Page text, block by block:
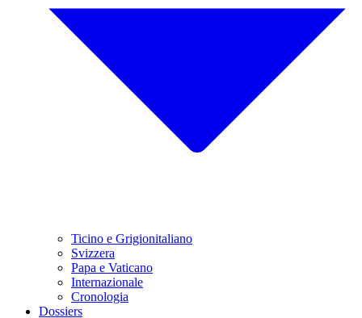
Ticino e Grigionitaliano
Svizzera
Papa e Vaticano
Internazionale
Cronologia
Dossiers